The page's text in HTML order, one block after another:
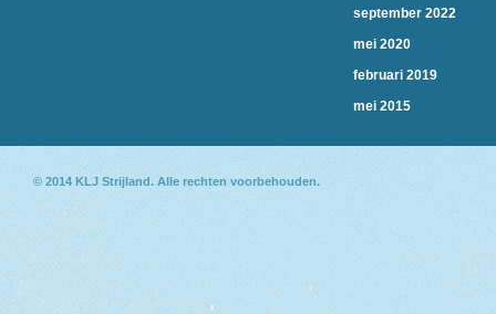
september 2022
mei 2020
februari 2019
mei 2015
© 2014 KLJ Strijland. Alle rechten voorbehouden.